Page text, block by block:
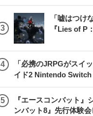
「嘘はつけ
『Lies of P
「必携のJRPGがスイ
イド2 Nintendo Switch
『エースコンバット
ンバット8』先行体験